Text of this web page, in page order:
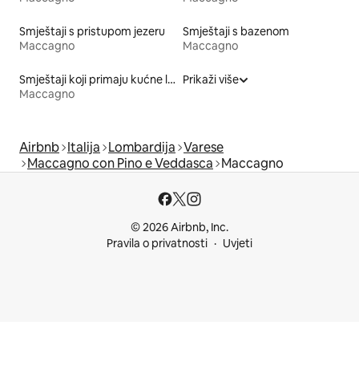
Smještaji s pristupom jezeru
Maccagno
Smještaji s bazenom
Maccagno
Smještaji koji primaju kućne ljubimce
Maccagno
Prikaži više
Airbnb Italija Lombardija Varese
Maccagno con Pino e Veddasca Maccagno
© 2026 Airbnb, Inc.
Pravila o privatnosti
Uvjeti